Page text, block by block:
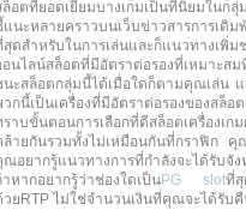
ล็อตที่ยอดเยี่ยมบางเกมเป็นที่นิยมในกลุ่
แนะหลายคราวบนเว็บข่าวสารการเดิ
สุดสำหรับในการเล่นและก็แนวทางเพิ่
อนไลน์สล็อตที่มีอัตราต่อรองที่เหมาะ
นะสล็อตกลุ่มนี้ได้เมื่อใดก็ตามคุณเล่น
วกนี้เป็นเครื่องที่มีอัตราต่อรองของสล็
ราบขั้นตอนการเลือกที่ดีสล็อตเครื่องเก
ล้ายกันรวมทั้งไม่เหมือนกันที่กราฟิก คุ
ณอยากรู้แนวทางการที่กำลังจะได้รับ
าหากอยากรู้ว่าช่องใดเป็นPG slotที่สุ
วยRTP ไม่ใช่จำนวนเงินที่คุณจะได้รับ